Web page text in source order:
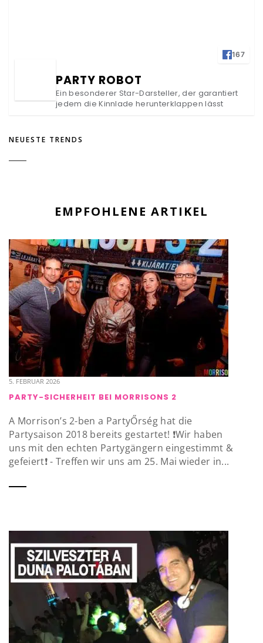
167
PARTY ROBOT
Ein besonderer Star-Darsteller, der garantiert
jedem die Kinnlade herunterklappen lässt
NEUESTE TRENDS
EMPFOHLENE ARTIKEL
5. FEBRUAR 2026
PARTY-SICHERHEIT BEI MORRISONS 2
A Morrison’s 2-ben a PartyŐrség hat die
Partysaison 2018 bereits gestartet! ❗️Wir haben
uns mit den echten Partygängern eingestimmt &
gefeiert❗️ - Treffen wir uns am 25. Mai wieder in...